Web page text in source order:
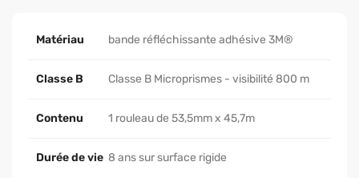
Matériau bande réfléchissante adhésive 3M®
Classe B Classe B Microprismes - visibilité 800 m
Contenu 1 rouleau de 53,5mm x 45,7m
Durée de vie 8 ans sur surface rigide